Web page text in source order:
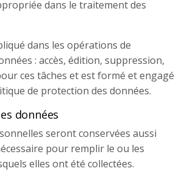
dans le traitement des
dans les opérations de
: accès, édition, suppression,
ces tâches et est formé et engagé
de protection des données.
données
seront conservées aussi
pour remplir le ou les
elles ont été collectées.